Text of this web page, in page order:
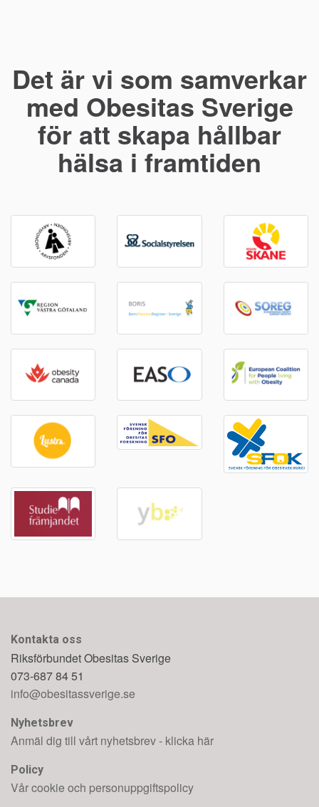
Det är vi som samverkar
med Obesitas Sverige
för att skapa hållbar
hälsa i framtiden
Kontakta oss
Riksförbundet Obesitas Sverige
073-687 84 51
info@obesitassverige.se
Nyhetsbrev
Anmäl dig till vårt nyhetsbrev - klicka här
Policy
Vår cookie och personuppgiftspolicy